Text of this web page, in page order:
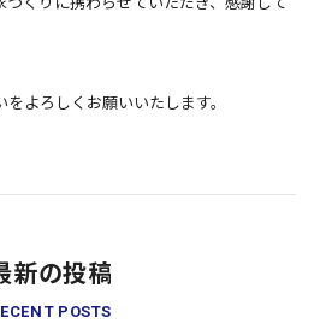
よろしくお願いいたします。
新の投稿
POSTS